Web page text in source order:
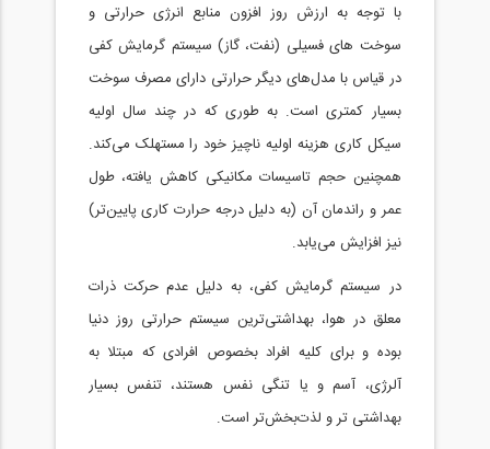
با توجه به ارزش روز افزون منابع انرژی حرارتی و
سوخت های فسیلی (نفت، گاز) سیستم گرمایش کفی
در قیاس با مدل‌های دیگر حرارتی دارای مصرف سوخت
بسیار کمتری است. به طوری که در چند سال اولیه
سیکل کاری هزینه اولیه ناچیز خود را مستهلک می‌کند.
همچنین حجم تاسیسات مکانیکی کاهش یافته، طول
عمر و راندمان آن (به دلیل درجه حرارت کاری پایین‌تر)
نیز افزایش می‌یابد.
در سیستم گرمایش کفی، به دلیل عدم حرکت ذرات
معلق در هوا، بهداشتی‌ترین سیستم حرارتی روز دنیا
بوده و برای کلیه افراد بخصوص افرادی که مبتلا به
آلرژی، آسم و یا تنگی نفس هستند، تنفس بسیار
بهداشتی تر و لذت‌بخش‌تر است.